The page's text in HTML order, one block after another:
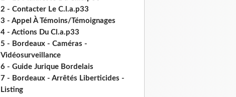
2 - Contacter Le C.l.a.p33
3 - Appel À Témoins/Témoignages
4 - Actions Du Cl.a.p33
5 - Bordeaux - Caméras -
Vidéosurveillance
6 - Guide Jurique Bordelais
7 - Bordeaux - Arrêtés Liberticides -
Listing